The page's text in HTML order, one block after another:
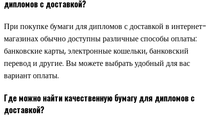
дипломов с доставкой?
При покупке бумаги для дипломов с доставкой в интернет-
магазинах обычно доступны различные способы оплаты:
банковские карты, электронные кошельки, банковский
перевод и другие. Вы можете выбрать удобный для вас
вариант оплаты.
Где можно найти качественную бумагу для дипломов с
доставкой?